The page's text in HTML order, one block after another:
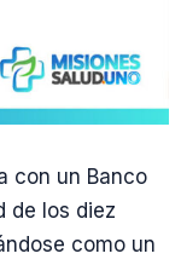
con un Banco
de los diez
como un